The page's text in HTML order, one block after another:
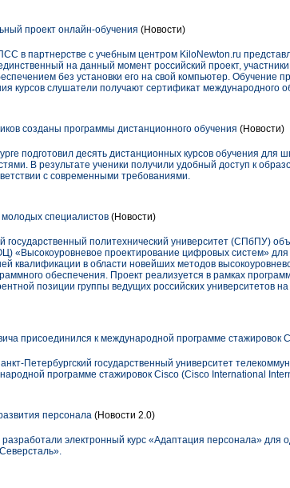
проект онлайн-обучения (Новости)
в партнерстве с учебным центром KiloNewton.ru
на данный момент российский проект, участники
без установки его на свой компьютер. Обучение
курсов слушатели получают сертификат международного
созданы программы дистанционного обучения (Новости)
подготовил десять дистанционных курсов обучения для
В результате ученики получили удобный доступ к
с современными требованиями.
специалистов (Новости)
государственный политехнический университет (СПбПУ)
«Высокоуровневое проектирование цифровых систем» для
квалификации в области новейших методов
обеспечения. Проект реализуется в рамках
позиции группы ведущих российских университетов
присоединился к международной программе стажировок
Петербургский государственный университет
программе стажировок Cisco (Cisco International
персонала (Новости 2.0)
электронный курс «Адаптация персонала» для